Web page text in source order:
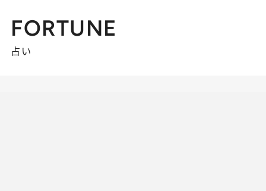
FORTUNE
占い